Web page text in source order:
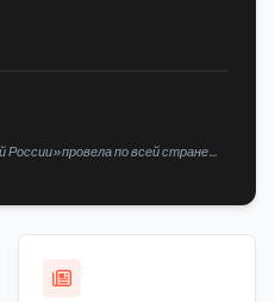
России» провела по всей стране